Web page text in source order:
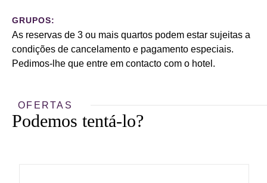
GRUPOS:
As reservas de 3 ou mais quartos podem estar sujeitas a
condições de cancelamento e pagamento especiais.
Pedimos-lhe que entre em contacto com o hotel.
OFERTAS
Podemos tentá-lo?